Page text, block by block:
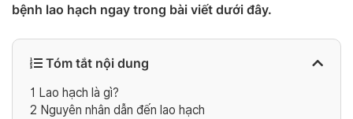
bệnh lao hạch ngay trong bài viết dưới đây.
Tóm tắt nội dung
1 Lao hạch là gì?
2 Nguyên nhân dẫn đến lao hạch